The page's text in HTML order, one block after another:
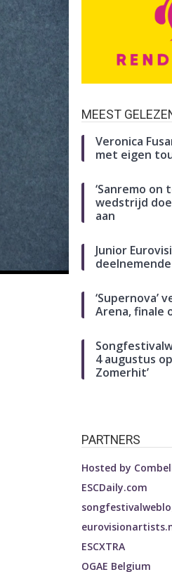
MEEST
Veronica
met eigen
‘Sanremo on
wedstrijd
aan
Junior
‘Supernova’
Arena, finale
4 augustus
Zomerhit’
PARTNERS
Hosted by
ESCDaily.com
ESCXTRA
OGAE Belgium